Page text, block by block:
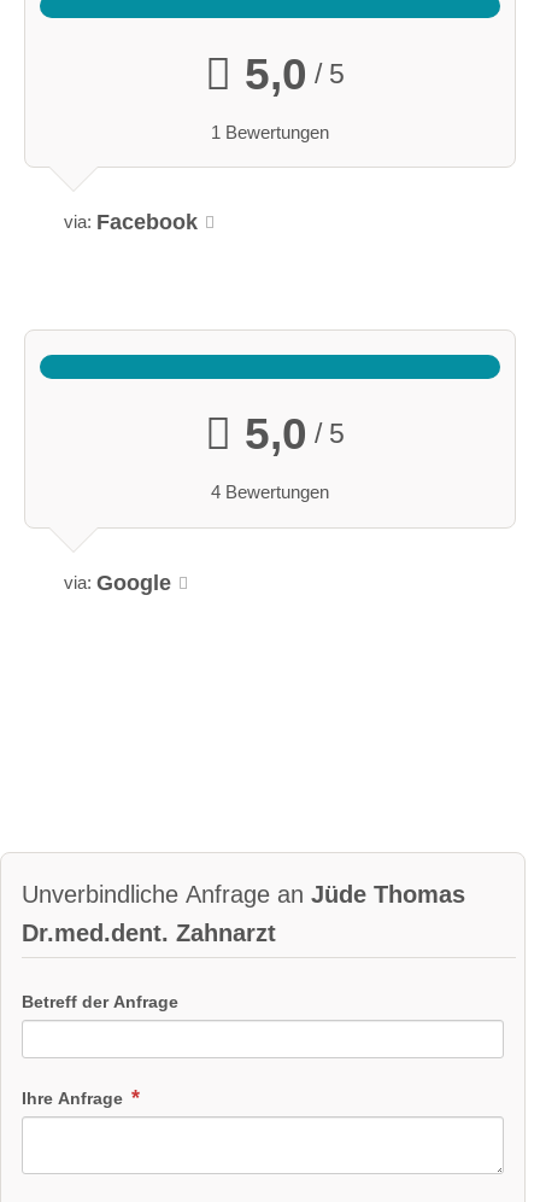
5,0 / 5
1 Bewertungen
via: Facebook
5,0 / 5
4 Bewertungen
via: Google
Unverbindliche Anfrage an Jüde Thomas
Dr.med.dent. Zahnarzt
Betreff der Anfrage
Ihre Anfrage